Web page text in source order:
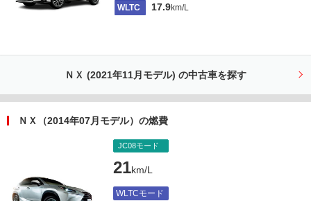
WLTC
17.9km/L
ＮＸ (2021年11月モデル) の中古車を探す
ＮＸ（2014年07月モデル）の燃費
JC08モード
21km/L
WLTCモード